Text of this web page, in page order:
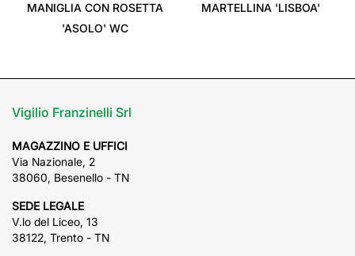
MANIGLIA CON ROSETTA
'ASOLO' WC
MARTELLINA 'LISBOA'
Vigilio Franzinelli Srl
MAGAZZINO E UFFICI
Via Nazionale, 2
38060, Besenello - TN
SEDE LEGALE
V.lo del Liceo, 13
38122, Trento - TN